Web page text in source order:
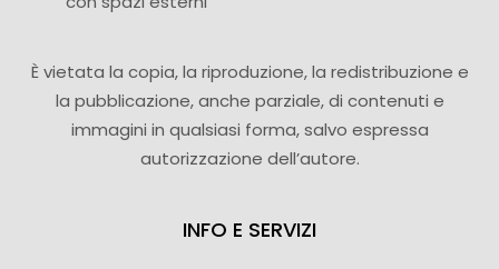
È vietata la copia, la riproduzione, la redistribuzione e
la pubblicazione, anche parziale, di contenuti e
immagini in qualsiasi forma, salvo espressa
autorizzazione dell’autore.
INFO E SERVIZI